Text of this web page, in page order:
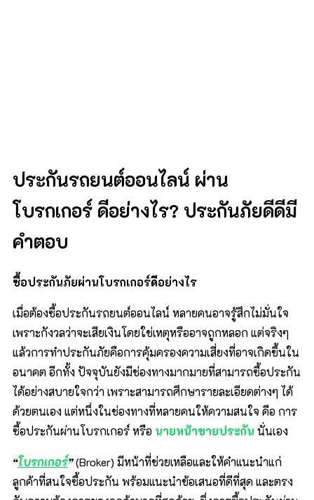
ประกันรถยนต์ออนไลน์ ผ่าน
โบรกเกอร์ ดีอย่างไร? ประกันภัยดีดีมี
คำตอบ
ซื้อประกันภัยผ่านโบรกเกอร์ดีอย่างไร
เมื่อต้องซื้อประกันรถยนต์ออนไลน์ หลายคนอาจรู้สึกไม่มั่นใจ
เพราะกังวลว่าจะเสียเงินโดยใช่เหตุหรืออาจถูกหลอก แต่จริงๆ
แล้วการทำประกันภัยคือการคุ้มครองความเสี่ยงที่อาจเกิดขึ้นใน
อนาคต อีกทั้ง ปัจจุบันยังมีช่องทางมากมายที่สามารถซื้อประกัน
ได้อย่างสบายใจกว่า เพราะสามารถศึกษารายละเอียดต่างๆ ได้
ด้วยตนเอง แต่หนึ่งในช่องทางที่หลายคนให้ความสนใจ คือ การ
ซื้อประกันผ่านโบรกเกอร์ หรือ นายหน้าขายประกัน นั่นเอง
“โบรกเกอร์”(Broker) มีหน้าที่ช่วยเหลือและให้คำแนะนำแก่
ลูกค้าที่สนใจซื้อประกัน พร้อมแนะนำข้อเสนอที่ดีที่สุด และตรง